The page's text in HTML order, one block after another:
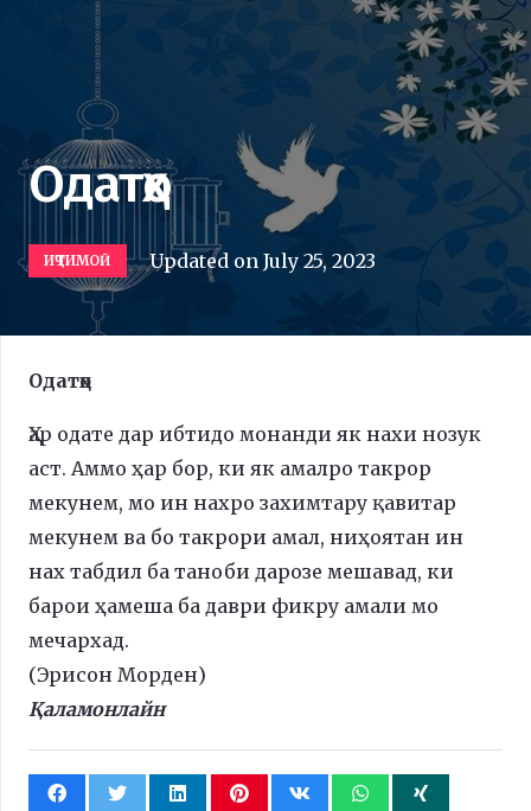
Одатҳо
ИҶТИМОӢ Updated onJuly 25, 2023
Одатҳо
Ҳар одате дар ибтидо монанди як нахи нозук
аст. Аммо ҳар бор, ки як амалро такрор
мекунем, мо ин нахро захимтару қавитар
мекунем ва бо такрори амал, ниҳоятан ин
нах табдил ба таноби дарозе мешавад, ки
барои ҳамеша ба даври фикру амали мо
мечархад.
(Эрисон Морден)
Қаламонлайн